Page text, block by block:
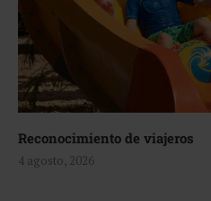
Reconocimiento de viajeros
4 agosto, 2026